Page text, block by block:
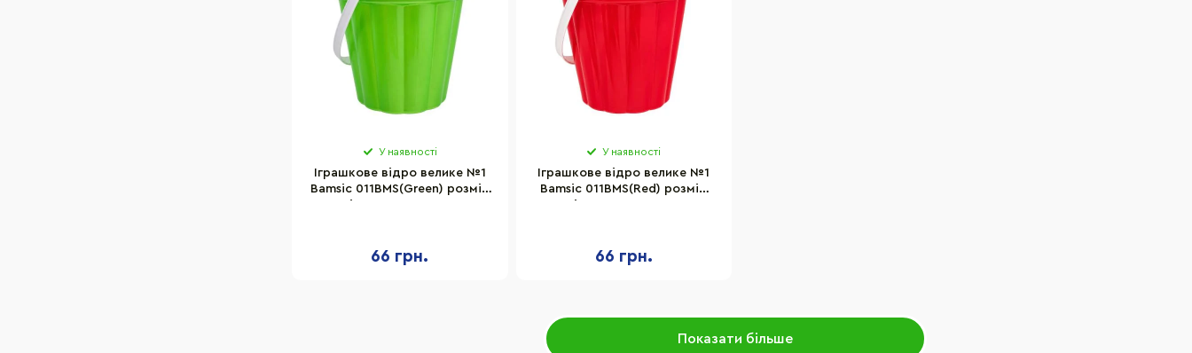
У наявності
Іграшкове відро велике №1
Bamsic 011BMS(Green) розмір
66 грн.
У наявності
Іграшкове відро велике №1
Bamsic 011BMS(Red) розмір
66 грн.
Показати більше